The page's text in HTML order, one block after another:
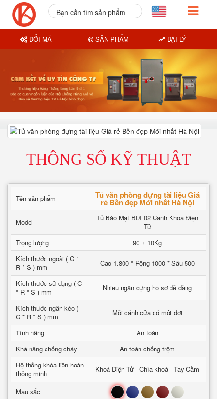
THÔNG SỐ KỸ THUẬT
Tên sản phẩm Tủ văn phòng đựng tài liệu Giá
rẻ Bền đẹp Mới nhất Hà Nội
Model
Tủ Bảo Mật BDI 02 Cánh Khoá Điện
Tử
Trọng lượng
90 ± 10Kg
Kích thước ngoài ( C *
R * S ) mm
Cao 1.800 * Rộng 1000 * Sâu 500
Kích thước sử dụng ( C
* R * S ) mm
Nhiều ngăn đựng hồ sơ dễ dàng
Kích thước ngăn kéo (
C * R * S ) mm
Mỗi cánh cửa có một đợt
Tính năng
An toàn
Khả năng chống cháy
An toàn chống trộm
Hệ thống khóa liên hoàn
thông minh
Khoá Điện Tử - Chìa khoá - Tay Cầm
Mầu sắc Đen Xanh Nâu Đỏ Trắng
Bạn cần tìm sản phẩm
ĐỔI MÃ SẢN PHẨM ĐẠI LÝ